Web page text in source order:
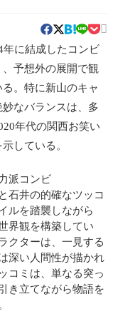

年に結成したコンビ
予想外の展開で観
。特に新山のキャ
なバランスは、多
年代の関西お笑い
している。
派コンビ
石井の的確なツッコ
ルを踏襲しながら
界観を構築してい
クターは、一見する
深い人間性が描かれ
コミは、単なる突っ
き立てながら物語を